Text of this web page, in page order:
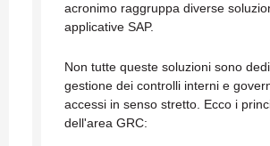
acronimo raggruppa diverse
applicative SAP.
Non tutte queste soluzioni sono
gestione dei controlli interni e
accessi in senso stretto. Ecco i
dell'area GRC: